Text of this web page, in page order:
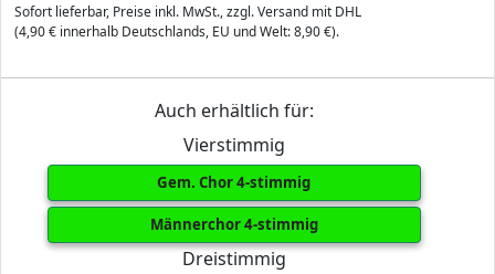
Sofort lieferbar, Preise inkl. MwSt., zzgl. Versand mit DHL
(4,90 € innerhalb Deutschlands, EU und Welt: 8,90 €).
Auch erhältlich für:
Vierstimmig
Gem. Chor 4-stimmig
Männerchor 4-stimmig
Dreistimmig